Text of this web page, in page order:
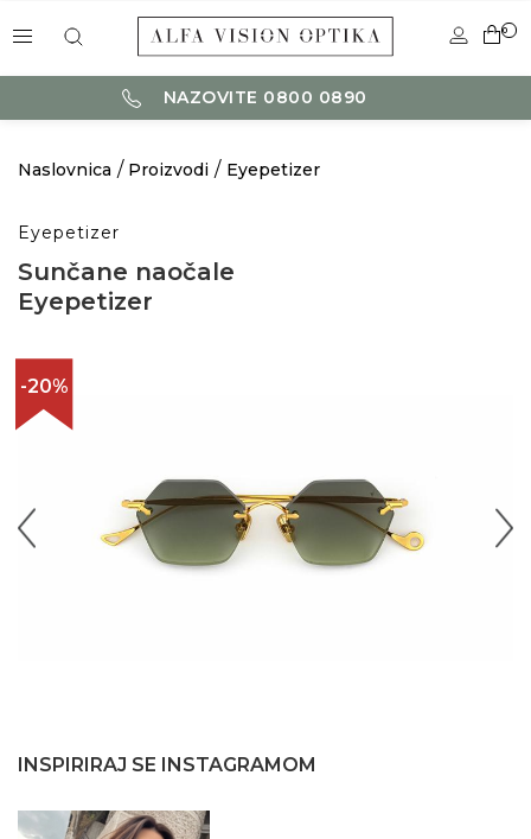
0
NAZOVITE 0800 0890
Naslovnica Proizvodi Eyepetizer
Eyepetizer
Sunčane naočale
Eyepetizer
-20%
INSPIRIRAJ SE INSTAGRAMOM